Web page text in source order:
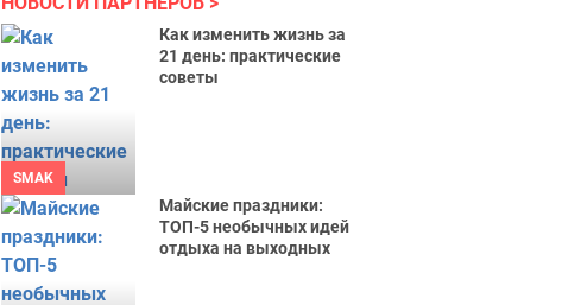
SMAK
Как изменить жизнь за
21 день: практические
советы
Майские праздники:
ТОП-5 необычных идей
отдыха на выходных